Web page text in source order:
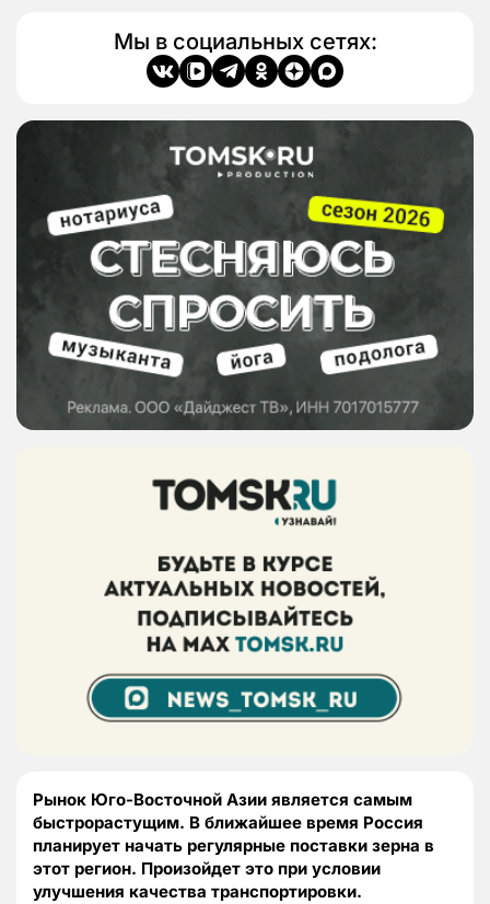
Мы в социальных сетях:
Рынок Юго-Восточной Азии является самым
быстрорастущим. В ближайшее время Россия
планирует начать регулярные поставки зерна в
этот регион. Произойдет это при условии
улучшения качества транспортировки.